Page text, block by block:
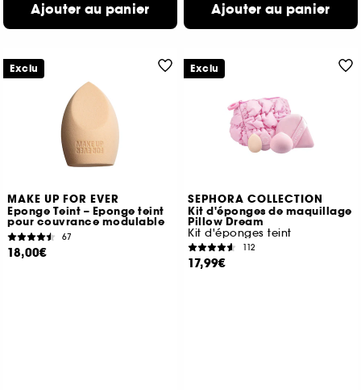
Ajouter au panier Ajouter au panier
MAKE UP FOR EVER
Eponge Teint – Eponge teint
pour couvrance modulable
67
18,00€
Exclu
SEPHORA COLLECTION
Kit d'éponges de maquillage
Pillow Dream
Kit d'éponges teint
112
17,99€
Exclu